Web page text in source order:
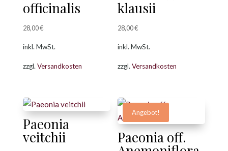
officinalis
28,00€
inkl. MwSt.
zzgl. Versandkosten
klausii
28,00€
inkl. MwSt.
zzgl.Versandkosten
Paeonia
veitchii
Angebot!
Paeonia off.